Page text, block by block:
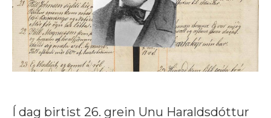
Í dag birtist 26. grein Unu Haraldsdóttur